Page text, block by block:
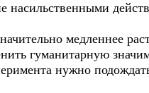
насильственными
медленнее
гуманитарную
нужно